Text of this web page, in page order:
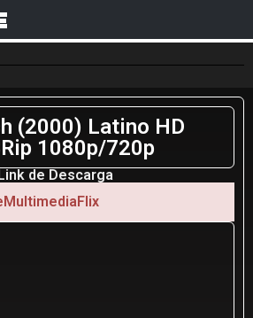
(2000) Latino HD
1080p/720p
de Descarga